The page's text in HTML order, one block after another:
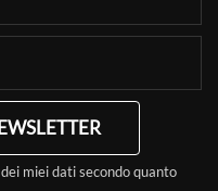
miei dati secondo quanto